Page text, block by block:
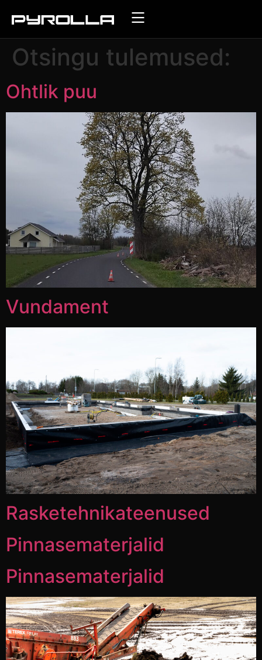
Otsingu tulemused:
Ohtlik puu
Vundament
Rasketehnikateenused
Pinnasematerjalid
Pinnasematerjalid